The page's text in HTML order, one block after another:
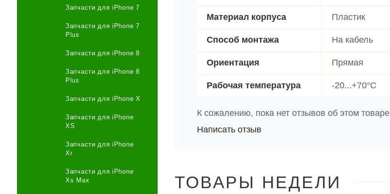
Запчасти для iPhone 7
Запчасти для iPhone 7
Plus
Запчасти для iPhone 8
Запчасти для iPhone 8
Plus
Запчасти для iPhone X
Запчасти для iPhone
XS
Запчасти для iPhone
Xr
Запчасти для iPhone
Xs Max
Материал корпуса Пластик
Способ монтажа На кабель
Ориентация Прямая
Рабочая температура -20...+70°C
К сожалению, пока нет отзывов об этом товаре
Написать отзыв
ТОВАРЫ НЕДЕЛИ